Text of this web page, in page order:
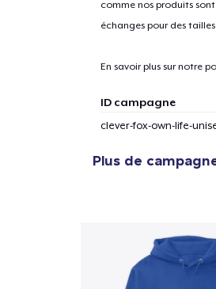
comme nos produits
échanges pour des
En savoir plus sur notre
ID campagne
clever-fox-own-life-
Plus de